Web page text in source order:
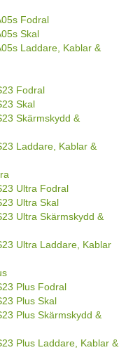
Fodral
Skal
Laddare, Kablar &
Fodral
Skal
Skärmskydd &
Laddare, Kablar &
Ultra Fodral
Ultra Skal
Ultra Skärmskydd &
Ultra Laddare, Kablar
Plus Fodral
Plus Skal
Plus Skärmskydd &
Plus Laddare, Kablar &